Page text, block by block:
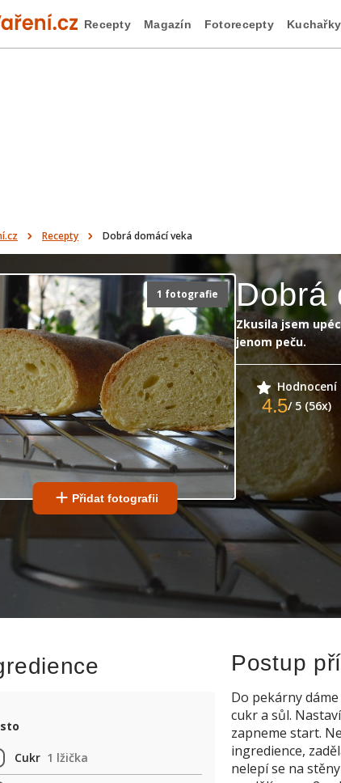
Recepty Magazín Fotorecepty Kuchařky
Recepty Dobrá domácí veka
1 fotografie
Přidat fotografii
Dobrá
Zkusila jsem
jenom peču.
Hodnocení
4.5/ 5 (56x)
Cukr 1 lžička
Postup
Do pekárny
cukr a sůl.
zapneme start.
ingredience,
nelepí se na